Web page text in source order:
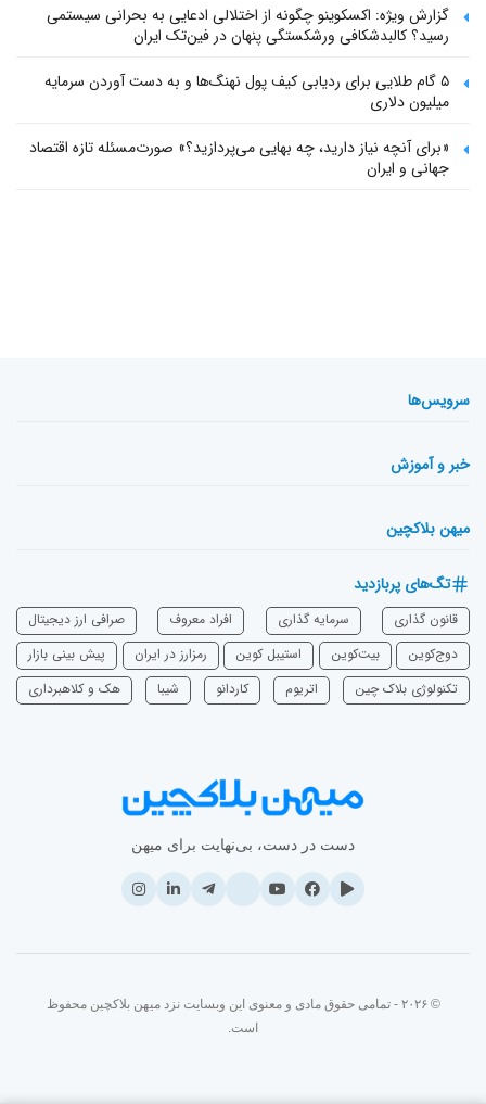
گزارش ویژه: اکسکوینو چگونه از اختلالی ادعایی به بحرانی سیستمی
رسید؟ کالبدشکافی ورشکستگی پنهان در فین‌تک ایران
۵ گام طلایی برای ردیابی کیف پول‌ نهنگ‌ها و به دست آوردن سرمایه
میلیون دلاری
«برای آنچه نیاز دارید، چه بهایی می‌پردازید؟» صورت‌مسئله تازه اقتصاد
جهانی و ایران
سرویس‌ها
خبر و آموزش
میهن بلاکچین
تگ‌های پربازدید
قانون گذاری سرمایه‌ گذاری افراد معروف
صرافی ارز دیجیتال
دوج‌کوین
بیت‌کوین استیبل کوین رمزارز در ایران
پیش بینی بازار
تکنولوژی بلاک چین
اتریوم ‌کاردانو شیبا هک و کلاهبرداری
دست در دست، بی‌نهایت برای میهن
© ۲۰۲۶ - تمامی حقوق مادی و معنوی این وبسایت نزد میهن بلاکچین محفوظ
است.